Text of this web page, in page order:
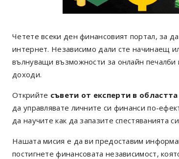
Четете всеки ден финансовият портал, за
интернет. Независимо дали сте начинаещ
вълнуващи възможности за онлайн
доходи.
Открийте съвети от експерти в
да управлявате личните си финанси по-
да научите как да запазите спестяванията
Нашата мисия е да ви предоставим
постигнете финансовата независимост,